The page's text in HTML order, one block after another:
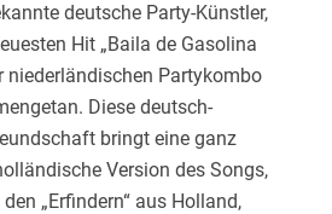
deutsche Party-Künstler,
Hit „Baila de Gasolina
niederländischen Partykombo
Diese deutsch-
bringt eine ganz
Version des Songs,
„Erfindern“ aus Holland,